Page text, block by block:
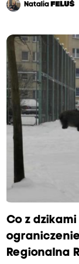
Natalia FELUŚ
Co z
Regionalna